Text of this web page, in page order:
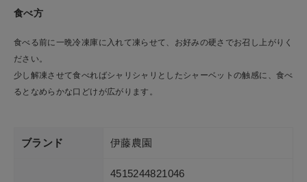
食べ方
食べる前に一晩冷凍庫に入れて凍らせて、お好みの硬さでお召し上がりく
ださい。
少し解凍させて食べればシャリシャリとしたシャーベットの触感に、食べ
るとなめらかな口どけが広がります。
ブランド 伊藤農園
4515244821046